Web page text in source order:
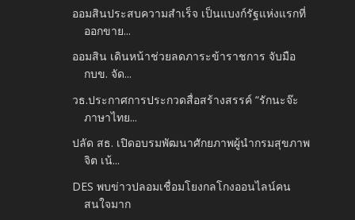
ออมสินประสบความสำเร็จ เป็นแบงก์รัฐแห่งแรกที่
ออกขาย...
ออมสิน เดินหน้าช่วยลดภาระข้าราชการ จับมือ
กบข. จัด...
วธ.ประกาศการประกวดสื่อสร้างสรรค์ “รักนะจ๊ะ
ภาษาไทย...
ปลัด สธ. เปิดอบรมพัฒนาศักยภาพผู้นำกรมสุขภาพ
จิต เน้...
DES พบข่าวปลอมเชื่อมโยงกลโกงออนไลน์คน
สนใจมาก